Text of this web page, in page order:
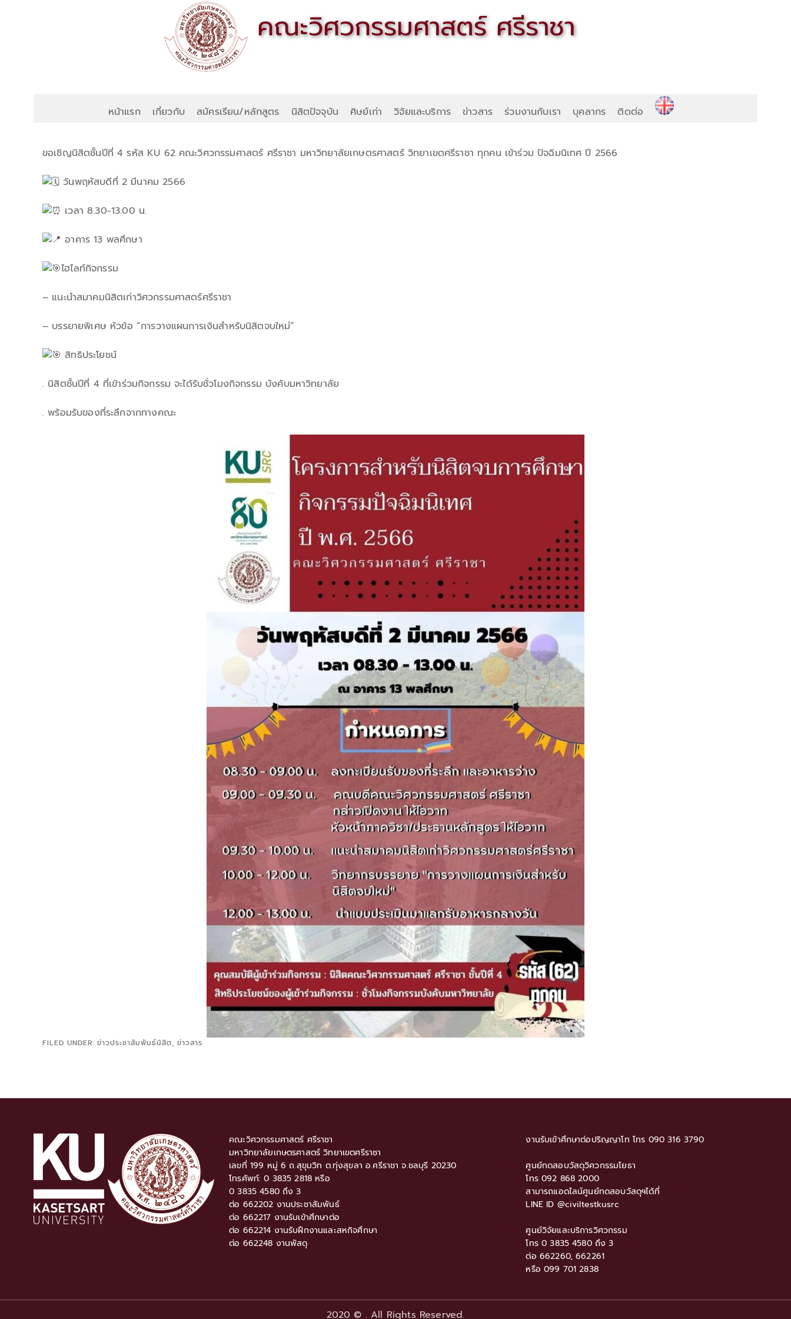
หน้าแรก เกี่ยวกับ สมัครเรียน/หลักสูตร นิสิตปัจจุบัน ศิษย์เก่า วิจัยและบริการ ข่าวสาร ร่วมงานกับเรา บุคลากร ติดต่อ
ขอเชิญนิสิตชั้นปีที่ 4 รหัส KU 62 คณะวิศวกรรมศาสตร์ ศรีราชา มหาวิทยาลัยเกษตรศาสตร์ วิทยาเขตศรีราชา ทุกคน เข้าร่วม ปัจฉิมนิเทศ ปี 2566
วันพฤหัสบดีที่ 2 มีนาคม 2566
เวลา 8.30-13.00 น.
อาคาร 13 พลศึกษา
ไฮไลท์กิจกรรม
– แนะนำสมาคมนิสิตเก่าวิศวกรรมศาสตร์ศรีราชา
– บรรยายพิเศษ หัวข้อ “การวางแผนการเงินสำหรับนิสิตจบใหม่”
สิทธิประโยชน์
. นิสิตชั้นปีที่ 4 ที่เข้าร่วมกิจกรรม จะได้รับชั่วโมงกิจกรรม บังคับมหาวิทยาลัย
. พร้อมรับของที่ระลึกจากทางคณะ
FILED UNDER: ข่าวประชาสัมพันธ์นิสิต, ข่าวสาร
คณะวิศวกรรมศาสตร์ ศรีราชา
มหาวิทยาลัยเกษตรศาสตร์ วิทยาเขตศรีราชา
เลขที่ 199 หมู่ 6 ถ.สุขุมวิท ต.ทุ่งสุขลา อ.ศรีราชา จ.ชลบุรี 20230
โทรศัพท์: 0 3835 2818 หรือ
0 3835 4580 ถึง 3
ต่อ 662202 งานประชาสัมพันธ์
ต่อ 662217 งานรับเข้าศึกษาต่อ
ต่อ 662214 งานรับฝึกงานและสหกิจศึกษา
ต่อ 662248 งานพัสดุ
งานรับเขัาศึกษาต่อปริญญาโท โทร 090 316 3790
ศูนย์ทดสอบวัสดุวิศวกรรมโยธา
โทร 092 868 2000
สามารถแอดไลน์ศูนย์ทดสอบวัสดุฯได้ที่
LINE ID @civiltestkusrc
ศูนย์วิจัยและบริการวิศวกรรม
โทร 0 3835 4580 ถึง 3
ต่อ 662260, 662261
หรือ 099 701 2838
2020 © . All Rights Reserved.